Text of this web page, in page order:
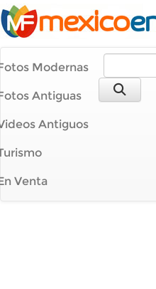
Modernas
Antiguas
Antiguos
Venta